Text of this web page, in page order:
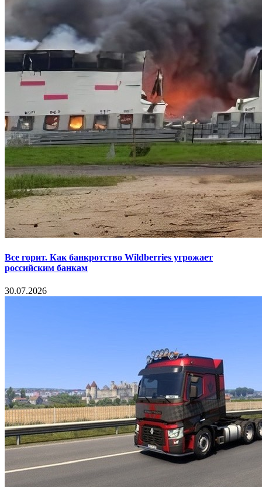
Все горит. Как банкротство Wildberries угрожает
российским банкам
30.07.2026